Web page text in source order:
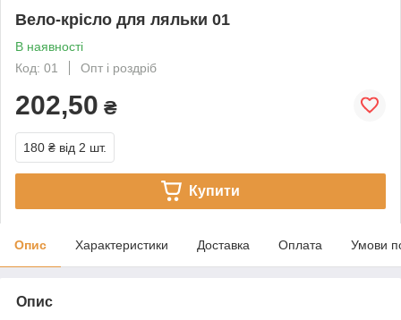
Вело-крісло для ляльки 01
В наявності
Код: 01
Опт і роздріб
202,50 ₴
180 ₴ від 2 шт.
Купити
Опис Характеристики Доставка Оплата Умови
Опис